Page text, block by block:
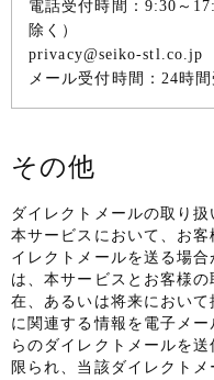
電話受付時間：9:30～
除く）
privacy@seiko-stl.co.jp
メール受付時間：24時
その他
ダイレクトメールの取り扱
本サービスにおいて、お
イレクトメールを送る場
は、本サービスとお客様
在、あるいは将来におい
に関連する情報を電子メ
らのダイレクトメールを
限られ、当該ダイレクト